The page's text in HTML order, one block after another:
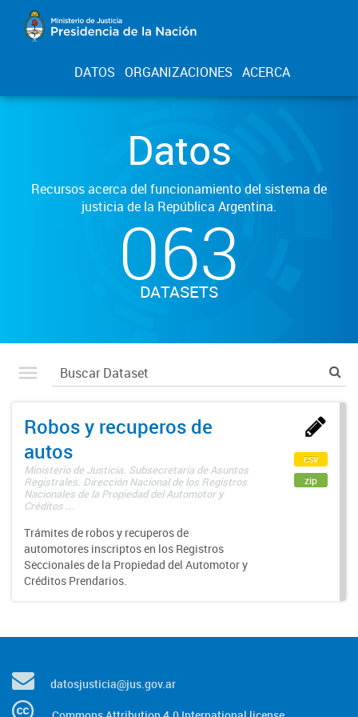
DATOS ORGANIZACIONES ACERCA
Datos
Recursos acerca del funcionamiento del sistema de
justicia de la República Argentina.
063
DATASETS
Robos y recuperos de
autos
Ministerio de Justicia. Subsecretaría de Asuntos
Registrales. Dirección Nacional de los Registros
Nacionales de la Propiedad del Automotor y
Créditos ...
Trámites de robos y recuperos de
automotores inscriptos en los Registros
Seccionales de la Propiedad del Automotor y
Créditos Prendarios.
csv
zip
datosjusticia@jus.gov.ar